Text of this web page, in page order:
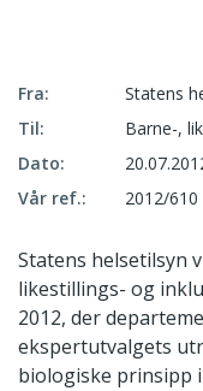
Fra:
Statens
Til:
Barne-,
Dato:
Vår ref.:
2012/610
Statens helsetilsyn
likestillings- og
2012, der
ekspertutvalgets
biologiske prinsipp